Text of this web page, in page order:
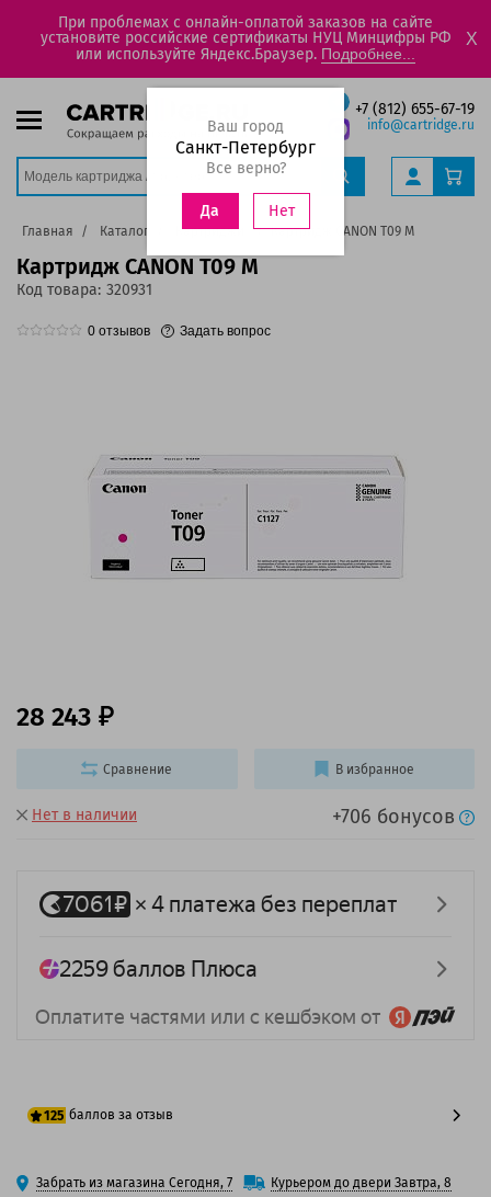
При проблемах с онлайн-оплатой заказов на сайте
установите российские сертификаты НУЦ Минцифры РФ
или используйте Яндекс.Браузер. Подробнее...
X
+7 (812) 655-67-19
info@cartridge.ru
Ваш город
Санкт-Петербург
Все верно?
Да Нет
Главная Каталог Картриджи Картридж CANON T09 M
Картридж CANON T09 M
Код товара: 320931
0 отзывов Задать вопрос
Нет в наличии +706 бонусов
28 243
125 баллов за отзыв
100 баллов
Забрать из магазина Сегодня, 7
Курьером до двери Завтра, 8
Сравнение В избранное